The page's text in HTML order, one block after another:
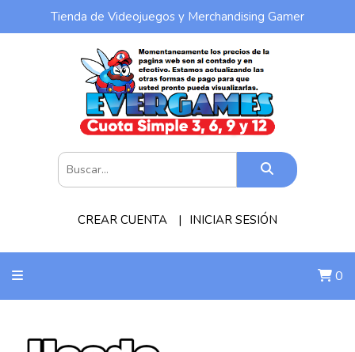
Tienda de Videojuegos y Merchandising Gamer
CREAR CUENTA INICIAR SESIÓN
0